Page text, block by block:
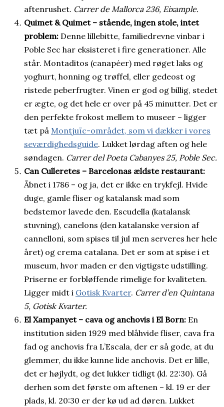
aftenrushet. Carrer de Mallorca 236, Eixample.
Quimet & Quimet – stående, ingen stole, intet
problem: Denne lillebitte, familiedrevne vinbar i
Poble Sec har eksisteret i fire generationer. Alle
står. Montaditos (canapéer) med røget laks og
yoghurt, honning og trøffel, eller gedeost og
ristede peberfrugter. Vinen er god og billig, stedet
er ægte, og det hele er over på 45 minutter. Det er
den perfekte frokost mellem to museer – ligger
tæt på Montjuïc-området, som vi dækker i vores
seværdighedsguide. Lukket lørdag aften og hele
søndagen. Carrer del Poeta Cabanyes 25, Poble Sec.
Can Culleretes – Barcelonas ældste restaurant:
Åbnet i 1786 – og ja, det er ikke en trykfejl. Hvide
duge, gamle fliser og katalansk mad som
bedstemor lavede den. Escudella (katalansk
stuvning), canelons (den katalanske version af
cannelloni, som spises til jul men serveres her hele
året) og crema catalana. Det er som at spise i et
museum, hvor maden er den vigtigste udstilling.
Priserne er forbløffende rimelige for kvaliteten.
Ligger midt i Gotisk Kvarter. Carrer d’en Quintana
5, Gotisk Kvarter.
El Xampanyet – cava og anchovis i El Born: En
institution siden 1929 med blåhvide fliser, cava fra
fad og anchovis fra L’Escala, der er så gode, at du
glemmer, du ikke kunne lide anchovis. Det er lille,
det er højlydt, og det lukker tidligt (kl. 22:30). Gå
derhen som det første om aftenen – kl. 19 er der
plads, kl. 20:30 er der kø ud ad døren. Lukket